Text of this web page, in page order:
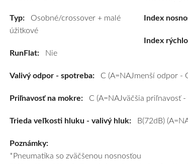
235/55
kúpite
cenu
tomu
Typ: Osobné/crossover + malé
úžitkové
RunFlat: Nie
Index
Index
Valivý odpor - spotreba: C (A=NAJmenší odpor -
Priľnavosť na mokre: C (A=NAJväčšia priľnavosť
Trieda veľkosti hluku - valivý hluk: B(72dB)
Poznámky:
*Pneumatika so zväčšenou nosnosťou